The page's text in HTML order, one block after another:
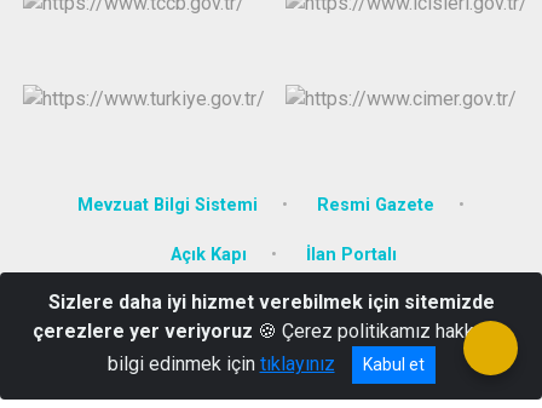
Mevzuat Bilgi Sistemi Resmi Gazete
Açık Kapı İlan Portalı
Türkiye Cumhuriyeti Kavaklıdere Kaymakamlığı Yeni Mah. Turgut
Özal Cad. No:7 Kavaklıdere/MUĞLA
0 252 592 7118
Sizlere daha iyi hizmet verebilmek için sitemizde
çerezlere yer veriyoruz 🍪 Çerez politikamız hakkında
bilgi edinmek için tıklayınız Kabul et